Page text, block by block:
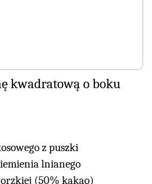
kwadratową o boku
z puszki
lnianego
(50% kakao)